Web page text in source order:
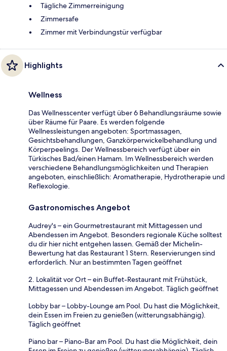
Tägliche Zimmerreinigung
Zimmersafe
Zimmer mit Verbindungstür verfügbar
Highlights
Wellness
Das Wellnesscenter verfügt über 6 Behandlungsräume sowie
über Räume für Paare. Es werden folgende
Wellnessleistungen angeboten: Sportmassagen,
Gesichtsbehandlungen, Ganzkörperwickelbehandlung und
Körperpeelings. Der Wellnessbereich verfügt über ein
Türkisches Bad/einen Hamam. Im Wellnessbereich werden
verschiedene Behandlungsmöglichkeiten und Therapien
angeboten, einschließlich: Aromatherapie, Hydrotherapie und
Reflexologie.
Gastronomisches Angebot
Audrey's – ein Gourmetrestaurant mit Mittagessen und
Abendessen im Angebot. Besonders regionale Küche solltest
du dir hier nicht entgehen lassen. Gemäß der Michelin-
Bewertung hat das Restaurant 1 Stern. Reservierungen sind
erforderlich. Nur an bestimmten Tagen geöffnet
2. Lokalität vor Ort – ein Buffet-Restaurant mit Frühstück,
Mittagessen und Abendessen im Angebot. Täglich geöffnet
Lobby bar – Lobby-Lounge am Pool. Du hast die Möglichkeit,
dein Essen im Freien zu genießen (witterungsabhängig).
Täglich geöffnet
Piano bar – Piano-Bar am Pool. Du hast die Möglichkeit, dein